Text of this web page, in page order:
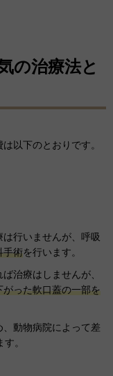
の治療法と
以下のとおりです。
行いませんが、呼吸
手術を行います。
治療はしませんが、
がった軟口蓋の一部を
動物病院によって差
。